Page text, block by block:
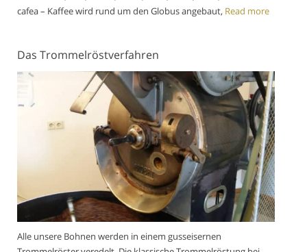
cafea – Kaffee wird rund um den Globus angebaut, Read more
Das Trommelröstverfahren
Alle unsere Bohnen werden in einem gusseisernen